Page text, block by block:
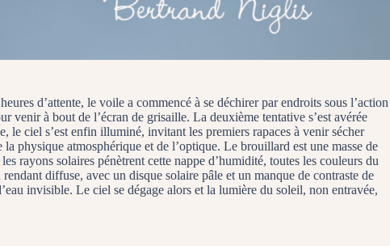
d’attente, le voile a commencé à se déchirer par endroits sous l’action
à bout de l’écran de grisaille. La deuxième tentative s’est avérée
le ciel s’est enfin illuminé, invitant les premiers rapaces à venir sécher
physique atmosphérique et de l’optique. Le brouillard est une masse de
rayons solaires pénètrent cette nappe d’humidité, toutes les couleurs du
diffuse, avec un disque solaire pâle et un manque de contraste de
invisible. Le ciel se dégage alors et la lumière du soleil, non entravée,